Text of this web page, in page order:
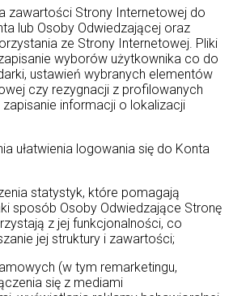
zawartości Strony Internetowej do
lub Osoby Odwiedzającej oraz
ze Strony Internetowej. Pliki
wyborów użytkownika co do
ustawień wybranych elementów
czy rezygnacji z profilowanych
informacji o lokalizacji
ułatwienia logowania się do Konta
statystyk, które pomagają
sposób Osoby Odwiedzające Stronę
z jej funkcjonalności, co
jej struktury i zawartości;
(w tym remarketingu,
się z mediami